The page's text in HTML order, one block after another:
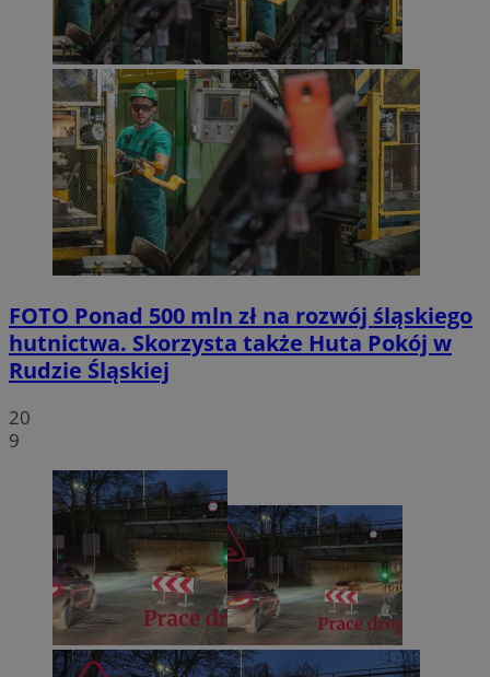
FOTO Ponad 500 mln zł na rozwój śląskiego
hutnictwa. Skorzysta także Huta Pokój w
Rudzie Śląskiej
20
9